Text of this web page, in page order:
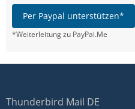
Per Paypal unterstützen*
*Weiterleitung zu PayPal.Me
Thunderbird Mail DE